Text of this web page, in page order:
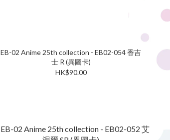
EB-02 Anime 25th collection - EB02-054 香吉
士 R (異圖卡)
HK$90.00